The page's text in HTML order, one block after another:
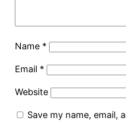
Name *
Email *
Website
Save my name, email,